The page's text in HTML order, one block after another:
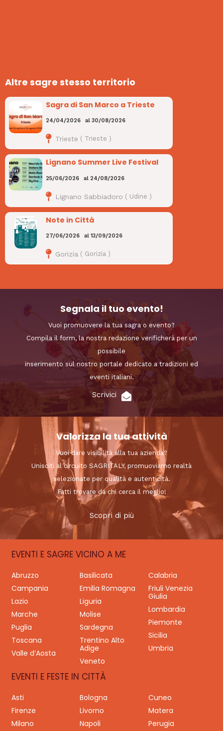
Altre sagre stesso territorio
Sagra di San Marco a Trieste
24/04/2026 al30/08/2026
Trieste ( Trieste )
Lignano Summer Live Festival
25/06/2026 al 24/08/2026
Lignano Sabbiadoro ( Udine )
Note in Città
27/06/2026 al13/09/2026
Gorizia ( Gorizia )
Segnala il tuo evento!
Vuoi promuovere la tua sagra o evento?
Compila il form, la nostra redazione verificherà per un
possibile
inserimento sul nostro portale dedicato a tradizioni ed
eventi italiani.
Scrivici
Valorizza la tua attività
Vuoi dare visibilità alla tua azienda?
Unisciti al circuito SAGRITALY, promuoviamo realtà
selezionate per qualità e autenticità.
Fatti trovare da chi cerca il meglio!
Scopri di più
EVENTI E SAGRE VICINO A ME
Abruzzo Basilicata
Calabria
Campania
Emilia Romagna
Friuli Venezia
Giulia
Lazio
Liguria
Lombardia
Marche
Molise
Piemonte
Puglia
Sardegna
Sicilia
Toscana
Trentino Alto
Adige
Umbria
Valle d’Aosta
Veneto
EVENTI E FESTE IN CITTÀ
Asti Bologna
Cuneo
Firenze
Livorno
Matera
Milano
Napoli
Perugia